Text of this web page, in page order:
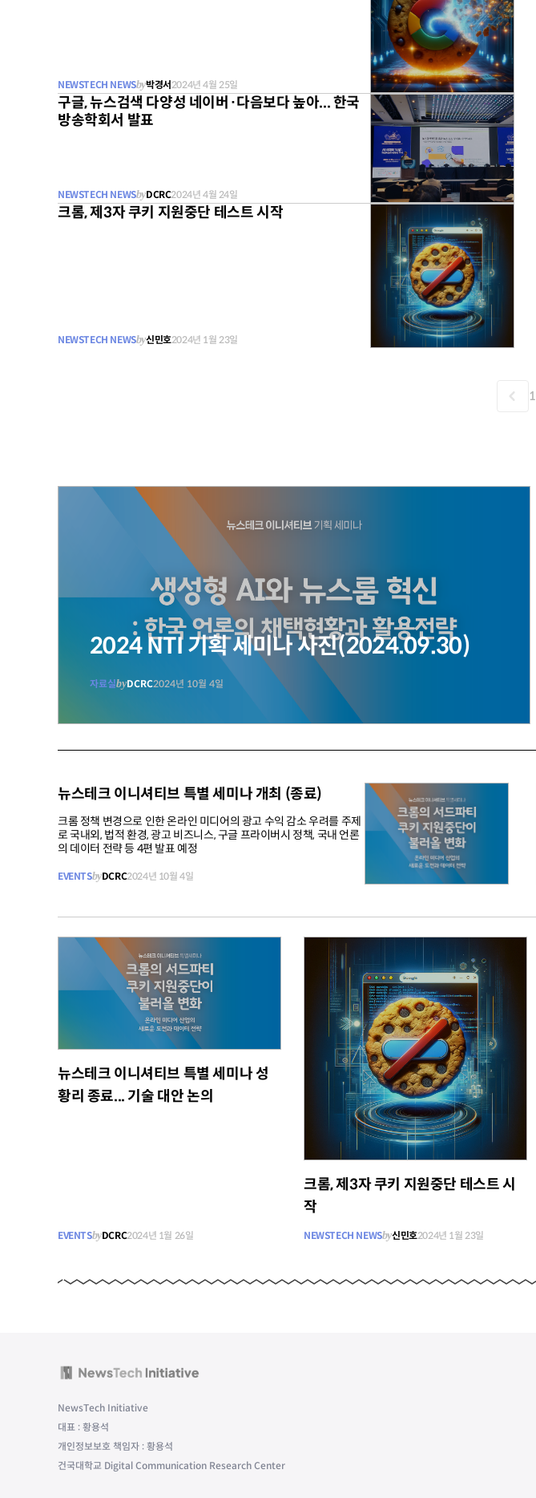
NEWSTECH NEWSby박경서2024년 4월 25일
구글, 뉴스검색 다양성 네이버·다음보다 높아... 한국
방송학회서 발표
NEWSTECH NEWSbyDCRC2024년 4월 24일
무료
크롬, 제3자 쿠키 지원중단 테스트 시작
NEWSTECH NEWSby신민호2024년 1월 23일
1
2024 NTI 기획 세미나 사진(2024.09.30)
자료실byDCRC2024년 10월 4일
뉴스테크 이니셔티브 특별 세미나 개최 (종료)
크롬 정책 변경으로 인한 온라인 미디어의 광고 수익 감소 우려를 주제
로 국내외, 법적 환경, 광고 비즈니스, 구글 프라이버시 정책, 국내 언론
의 데이터 전략 등 4편 발표 예정
EVENTSbyDCRC2024년 10월 4일
뉴스테크 이니셔티브 특별 세미나 성
황리 종료... 기술 대안 논의
EVENTSbyDCRC2024년 1월 26일
크롬, 제3자 쿠키 지원중단 테스트 시
작
NEWSTECH NEWSby신민호2024년 1월 23일
NewsTech Initiative
대표 : 황용석
개인정보보호 책임자 : 황용석
건국대학교 Digital Communication Research Center